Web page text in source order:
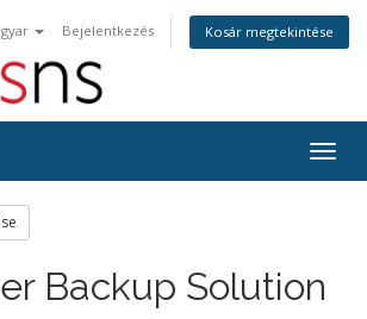
Bejelentkezés Kosár megtekintése
a
Backup Solution